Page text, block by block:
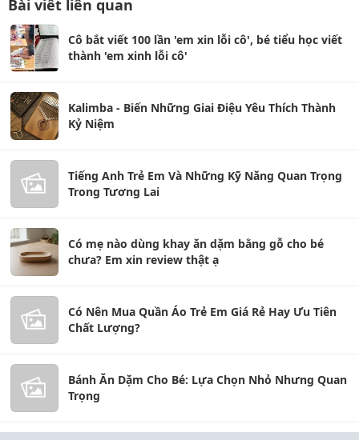
Bài viết liên quan
Cô bắt viết 100 lần 'em xin lỗi cô', bé tiểu học viết
thành 'em xinh lỗi cô'
Kalimba - Biến Những Giai Điệu Yêu Thích Thành
Kỷ Niệm
Tiếng Anh Trẻ Em Và Những Kỹ Năng Quan Trọng
Trong Tương Lai
Có mẹ nào dùng khay ăn dặm bằng gỗ cho bé
chưa? Em xin review thật ạ
Có Nên Mua Quần Áo Trẻ Em Giá Rẻ Hay Ưu Tiên
Chất Lượng?
Bánh Ăn Dặm Cho Bé: Lựa Chọn Nhỏ Nhưng Quan
Trọng